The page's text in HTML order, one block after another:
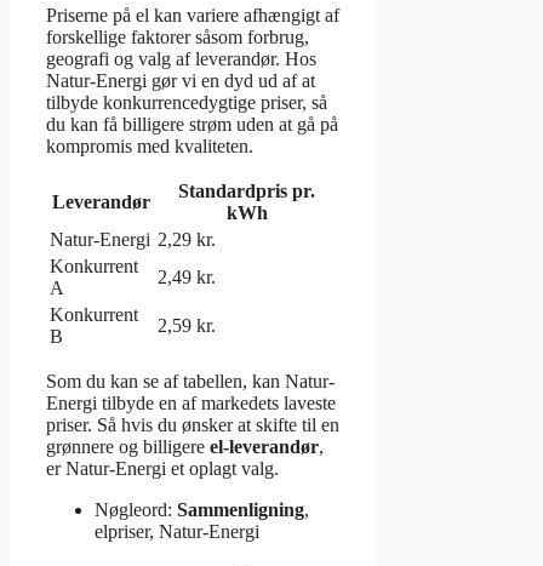
Priserne på el kan variere afhængigt af
forskellige faktorer såsom forbrug,
geografi og valg af leverandør. Hos
Natur-Energi gør vi en dyd ud af at
tilbyde konkurrencedygtige priser, så
du kan få billigere strøm uden at gå på
kompromis med kvaliteten.
Leverandør
Standardpris pr.
kWh
Natur-Energi 2,29 kr.
Konkurrent
A
2,49 kr.
Konkurrent
B
2,59 kr.
Som du kan se af tabellen, kan Natur-
Energi tilbyde en af markedets laveste
priser. Så hvis du ønsker at skifte til en
grønnere og billigere el-leverandør,
er Natur-Energi et oplagt valg.
Nøgleord: Sammenligning,
elpriser, Natur-Energi